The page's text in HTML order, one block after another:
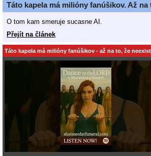
Táto kapela má milióny fanúšikov. Až na
O tom kam smeruje sucasne AI.
Přejít na článek
Táto kapela má milióny fanúšikov - až na to, že